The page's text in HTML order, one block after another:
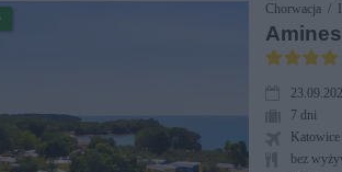
Chorwacja /
7 dni
Katowice
bez